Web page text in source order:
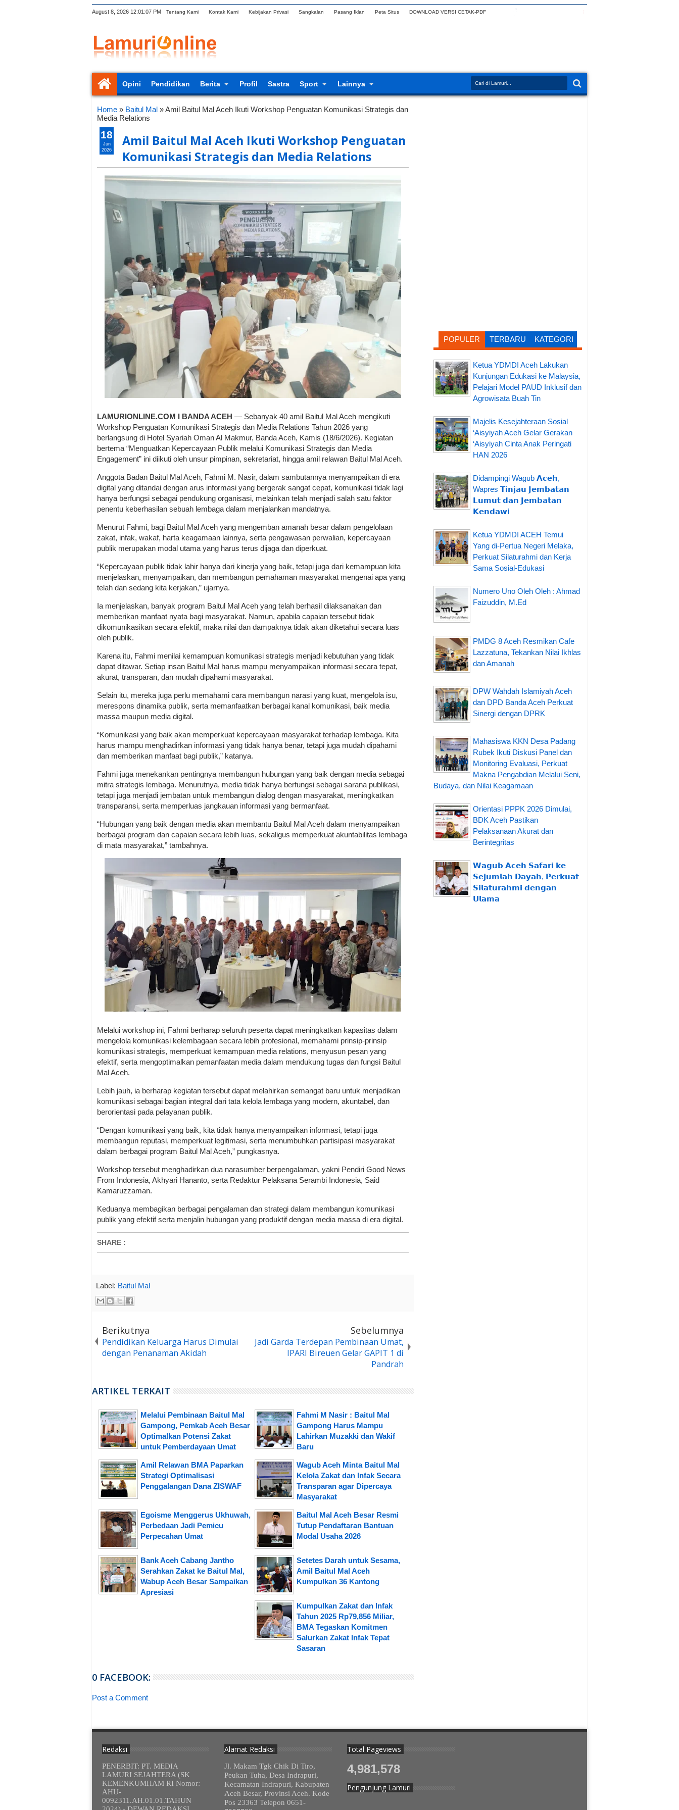
August 8, 2026 12:01:08 PM Tentang Kami Kontak Kami Kebijakan Privasi Sangkalan Pasang Iklan Peta Situs DOWNLOAD VERSI CETAK-PDF
Opini Pendidikan Berita Profil Sastra Sport Lainnya
Home » Baitul Mal »Amil Baitul Mal Aceh Ikuti Workshop Penguatan Komunikasi Strategis dan
Media Relations
Amil Baitul Mal Aceh Ikuti Workshop Penguatan
Komunikasi Strategis dan Media Relations
LAMURIONLINE.COM I BANDA ACEH — Sebanyak 40 amil Baitul Mal Aceh mengikuti
Workshop Penguatan Komunikasi Strategis dan Media Relations Tahun 2026 yang
berlangsung di Hotel Syariah Oman Al Makmur, Banda Aceh, Kamis (18/6/2026). Kegiatan
bertema “Menguatkan Kepercayaan Publik melalui Komunikasi Strategis dan Media
Engagement” ini diikuti oleh unsur pimpinan, sekretariat, hingga amil relawan Baitul Mal Aceh.
Anggota Badan Baitul Mal Aceh, Fahmi M. Nasir, dalam sambutannya menyampaikan di era
digital yang ditandai dengan arus informasi yang bergerak sangat cepat, komunikasi tidak lagi
hanya berfungsi sebagai pendukung organisasi, melainkan telah menjadi salah satu faktor
penentu keberhasilan sebuah lembaga dalam menjalankan mandatnya.
Menurut Fahmi, bagi Baitul Mal Aceh yang mengemban amanah besar dalam pengelolaan
zakat, infak, wakaf, harta keagamaan lainnya, serta pengawasan perwalian, kepercayaan
publik merupakan modal utama yang harus terus dijaga dan diperkuat.
“Kepercayaan publik tidak lahir hanya dari kinerja yang baik, tetapi juga dari kemampuan kita
menjelaskan, menyampaikan, dan membangun pemahaman masyarakat mengenai apa yang
telah dan sedang kita kerjakan,” ujarnya.
Ia menjelaskan, banyak program Baitul Mal Aceh yang telah berhasil dilaksanakan dan
memberikan manfaat nyata bagi masyarakat. Namun, apabila capaian tersebut tidak
dikomunikasikan secara efektif, maka nilai dan dampaknya tidak akan diketahui secara luas
oleh publik.
Karena itu, Fahmi menilai kemampuan komunikasi strategis menjadi kebutuhan yang tidak
dapat ditawar. Setiap insan Baitul Mal harus mampu menyampaikan informasi secara tepat,
akurat, transparan, dan mudah dipahami masyarakat.
Selain itu, mereka juga perlu memahami cara membangun narasi yang kuat, mengelola isu,
merespons dinamika publik, serta memanfaatkan berbagai kanal komunikasi, baik media
massa maupun media digital.
“Komunikasi yang baik akan memperkuat kepercayaan masyarakat terhadap lembaga. Kita
harus mampu menghadirkan informasi yang tidak hanya benar, tetapi juga mudah dipahami
dan memberikan manfaat bagi publik,” katanya.
Fahmi juga menekankan pentingnya membangun hubungan yang baik dengan media sebagai
mitra strategis lembaga. Menurutnya, media tidak hanya berfungsi sebagai sarana publikasi,
tetapi juga menjadi jembatan untuk membangun dialog dengan masyarakat, meningkatkan
transparansi, serta memperluas jangkauan informasi yang bermanfaat.
“Hubungan yang baik dengan media akan membantu Baitul Mal Aceh dalam menyampaikan
berbagai program dan capaian secara lebih luas, sekaligus memperkuat akuntabilitas lembaga
di mata masyarakat,” tambahnya.
Melalui workshop ini, Fahmi berharap seluruh peserta dapat meningkatkan kapasitas dalam
mengelola komunikasi kelembagaan secara lebih profesional, memahami prinsip-prinsip
komunikasi strategis, memperkuat kemampuan media relations, menyusun pesan yang
efektif, serta mengoptimalkan pemanfaatan media dalam mendukung tugas dan fungsi Baitul
Mal Aceh.
Lebih jauh, ia berharap kegiatan tersebut dapat melahirkan semangat baru untuk menjadikan
komunikasi sebagai bagian integral dari tata kelola lembaga yang modern, akuntabel, dan
berorientasi pada pelayanan publik.
“Dengan komunikasi yang baik, kita tidak hanya menyampaikan informasi, tetapi juga
membangun reputasi, memperkuat legitimasi, serta menumbuhkan partisipasi masyarakat
dalam berbagai program Baitul Mal Aceh,” pungkasnya.
Workshop tersebut menghadirkan dua narasumber berpengalaman, yakni Pendiri Good News
From Indonesia, Akhyari Hananto, serta Redaktur Pelaksana Serambi Indonesia, Said
Kamaruzzaman.
Keduanya membagikan berbagai pengalaman dan strategi dalam membangun komunikasi
publik yang efektif serta menjalin hubungan yang produktif dengan media massa di era digital.
SHARE :
18
Jun
2026
Label: Baitul Mal
Berikutnya
Pendidikan Keluarga Harus Dimulai
dengan Penanaman Akidah
Sebelumnya
Jadi Garda Terdepan Pembinaan Umat,
IPARI Bireuen Gelar GAPIT 1 di
Pandrah
ARTIKEL TERKAIT
Melalui Pembinaan Baitul Mal
Gampong, Pemkab Aceh Besar
Optimalkan Potensi Zakat
untuk Pemberdayaan Umat
Fahmi M Nasir : Baitul Mal
Gampong Harus Mampu
Lahirkan Muzakki dan Wakif
Baru
Amil Relawan BMA Paparkan
Strategi Optimalisasi
Penggalangan Dana ZISWAF
Wagub Aceh Minta Baitul Mal
Kelola Zakat dan Infak Secara
Transparan agar Dipercaya
Masyarakat
Egoisme Menggerus Ukhuwah,
Perbedaan Jadi Pemicu
Perpecahan Umat
Baitul Mal Aceh Besar Resmi
Tutup Pendaftaran Bantuan
Modal Usaha 2026
Bank Aceh Cabang Jantho
Serahkan Zakat ke Baitul Mal,
Wabup Aceh Besar Sampaikan
Apresiasi
Setetes Darah untuk Sesama,
Amil Baitul Mal Aceh
Kumpulkan 36 Kantong
Kumpulkan Zakat dan Infak
Tahun 2025 Rp79,856 Miliar,
BMA Tegaskan Komitmen
Salurkan Zakat Infak Tepat
Sasaran
0 FACEBOOK:
Post a Comment
POPULER TERBARU KATEGORI
Ketua YDMDI Aceh Lakukan
Kunjungan Edukasi ke Malaysia,
Pelajari Model PAUD Inklusif dan
Agrowisata Buah Tin
Majelis Kesejahteraan Sosial
‘Aisyiyah Aceh Gelar Gerakan
‘Aisyiyah Cinta Anak Peringati
HAN 2026
Didampingi Wagub 𝗔𝗰𝗲𝗵,
Wapres 𝗧𝗶𝗻𝗷𝗮𝘂 𝗝𝗲𝗺𝗯𝗮𝘁𝗮𝗻
𝗟𝘂𝗺𝘂𝘁 𝗱𝗮𝗻 𝗝𝗲𝗺𝗯𝗮𝘁𝗮𝗻
𝗞𝗲𝗻𝗱𝗮𝘄𝗶
Ketua YDMDI ACEH Temui
Yang di-Pertua Negeri Melaka,
Perkuat Silaturahmi dan Kerja
Sama Sosial-Edukasi
Numero Uno Oleh Oleh : Ahmad
Faizuddin, M.Ed
PMDG 8 Aceh Resmikan Cafe
Lazzatuna, Tekankan Nilai Ikhlas
dan Amanah
DPW Wahdah Islamiyah Aceh
dan DPD Banda Aceh Perkuat
Sinergi dengan DPRK
Mahasiswa KKN Desa Padang
Rubek Ikuti Diskusi Panel dan
Monitoring Evaluasi, Perkuat
Makna Pengabdian Melalui Seni,
Budaya, dan Nilai Keagamaan
Orientasi PPPK 2026 Dimulai,
BDK Aceh Pastikan
Pelaksanaan Akurat dan
Berintegritas
𝗪𝗮𝗴𝘂𝗯 𝗔𝗰𝗲𝗵 𝗦𝗮𝗳𝗮𝗿𝗶 𝗸𝗲
𝗦𝗲𝗷𝘂𝗺𝗹𝗮𝗵 𝗗𝗮𝘆𝗮𝗵, 𝗣𝗲𝗿𝗸𝘂𝗮𝘁
𝗦𝗶𝗹𝗮𝘁𝘂𝗿𝗮𝗵𝗺𝗶 𝗱𝗲𝗻𝗴𝗮𝗻
𝗨𝗹𝗮𝗺𝗮
Redaksi
PENERBIT: PT. MEDIA
LAMURI SEJAHTERA (SK
KEMENKUMHAM RI Nomor:
AHU-
0092311.AH.01.01.TAHUN
Alamat Redaksi
Jl. Makam Tgk Chik Di Tiro,
Peukan Tuha, Desa Indrapuri,
Kecamatan Indrapuri, Kabupaten
Aceh Besar, Provinsi Aceh. Kode
Pos 23363 Telepon 0651-
Total Pageviews
4,981,578
Pengunjung Lamuri